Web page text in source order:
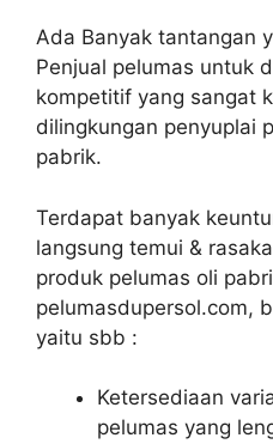
Ada Banyak tantangan
Penjual pelumas untuk
kompetitif yang sangat
dilingkungan penyuplai
pabrik.
Terdapat banyak
langsung temui &
produk pelumas oli
pelumasdupersol.com,
yaitu sbb :
Ketersediaan
pelumas yang